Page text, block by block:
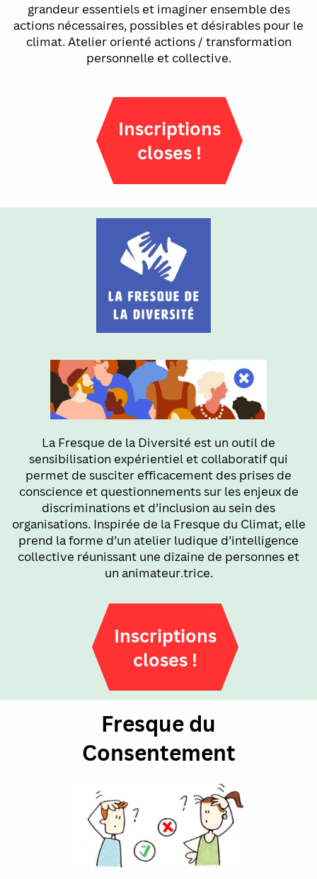
grandeur essentiels et imaginer ensemble des
actions nécessaires, possibles et désirables pour le
climat. Atelier orienté actions / transformation
personnelle et collective.
Inscriptions
closes !
La Fresque de la Diversité est un outil de
sensibilisation expérientiel et collaboratif qui
permet de susciter efficacement des prises de
conscience et questionnements sur les enjeux de
discriminations et d’inclusion au sein des
organisations. Inspirée de la Fresque du Climat, elle
prend la forme d’un atelier ludique d’intelligence
collective réunissant une dizaine de personnes et
un animateur.trice.
Inscriptions
closes !
Fresque du
Consentement